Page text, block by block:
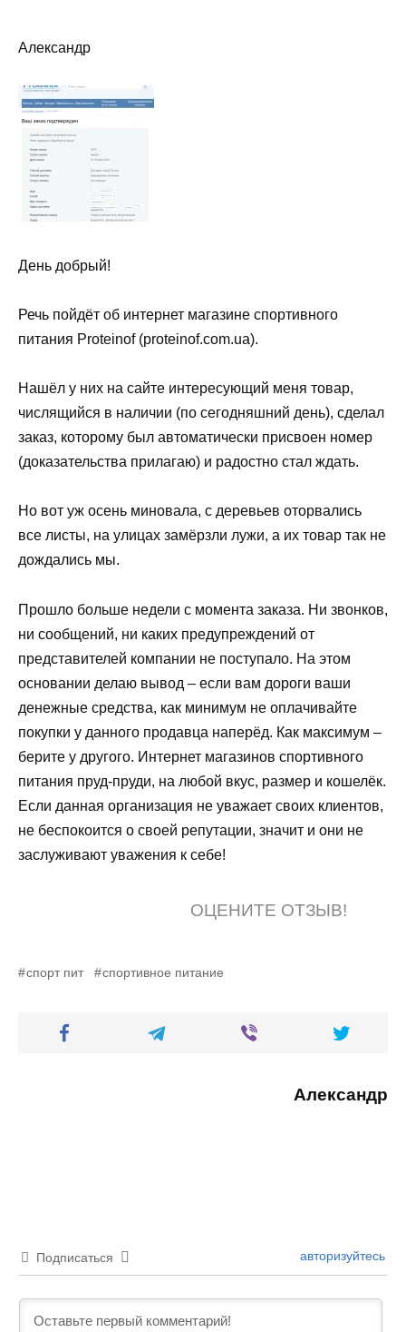
Александр
День добрый!
Речь пойдёт об интернет магазине спортивного
питания Рroteinof (proteinof.com.ua).
Нашёл у них на сайте интересующий меня товар,
числящийся в наличии (по сегодняшний день), сделал
заказ, которому был автоматически присвоен номер
(доказательства прилагаю) и радостно стал ждать.
Но вот уж осень миновала, с деревьев оторвались
все листы, на улицах замёрзли лужи, а их товар так не
дождались мы.
Прошло больше недели с момента заказа. Ни звонков,
ни сообщений, ни каких предупреждений от
представителей компании не поступало. На этом
основании делаю вывод – если вам дороги ваши
денежные средства, как минимум не оплачивайте
покупки у данного продавца наперёд. Как максимум –
берите у другого. Интернет магазинов спортивного
питания пруд-пруди, на любой вкус, размер и кошелёк.
Если данная организация не уважает своих клиентов,
не беспокоится о своей репутации, значит и они не
заслуживают уважения к себе!
ОЦЕНИТЕ ОТЗЫВ!
спорт пит спортивное питание
Александр
Подписаться авторизуйтесь